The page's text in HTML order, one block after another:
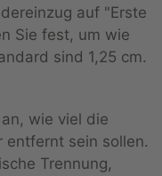
auf "Erste
Sie fest, um wie
sind 1,25 cm.
wie viel die
entfernt sein sollen.
Trennung,